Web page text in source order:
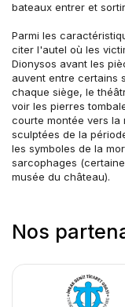
bateaux entrer et
Parmi les
citer l'autel où les
Dionysos avant les
auvent entre certains
chaque siège, le
voir les pierres
courte montée vers la
sculptées de la
les symboles de la
sarcophages
musée du château).
Nos